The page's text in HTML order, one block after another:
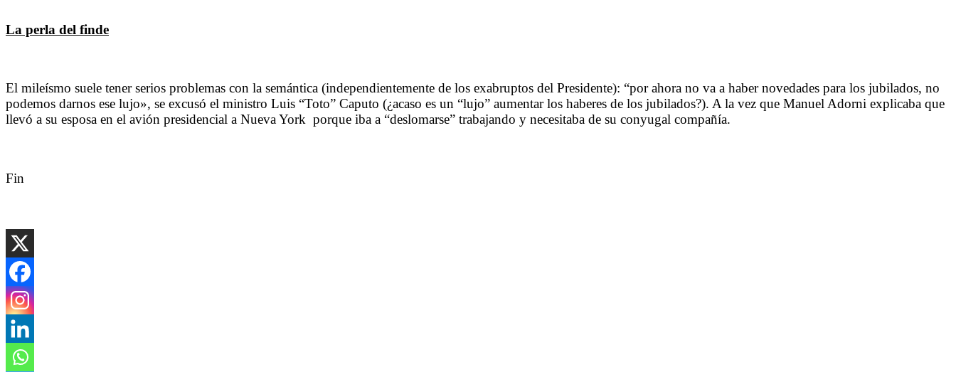
La perla del finde
El mileísmo suele tener serios problemas con la semántica (independientemente de los exabruptos del Presidente): “por ahora no va a haber novedades para los jubilados, no
podemos darnos ese lujo», se excusó el ministro Luis “Toto” Caputo (¿acaso es un “lujo” aumentar los haberes de los jubilados?). A la vez que Manuel Adorni explicaba que
llevó a su esposa en el avión presidencial a Nueva York porque iba a “deslomarse” trabajando y necesitaba de su conyugal compañía.
Fin